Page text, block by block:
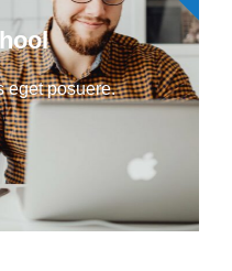
eget posuere.